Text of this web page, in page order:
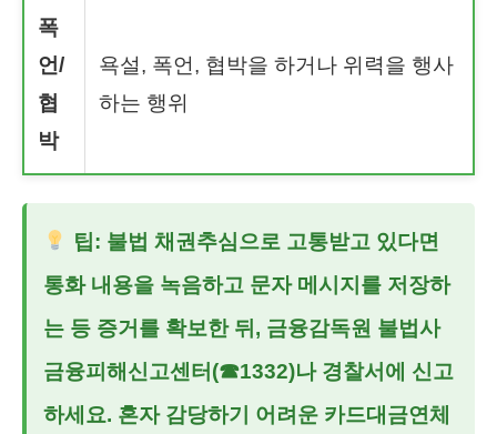
폭
언/
협
박
욕설, 폭언, 협박을 하거나 위력을 행사
하는 행위
팁: 불법 채권추심으로 고통받고 있다면
통화 내용을 녹음하고 문자 메시지를 저장하
는 등 증거를 확보한 뒤, 금융감독원 불법사
금융피해신고센터(☎1332)나 경찰서에 신고
하세요. 혼자 감당하기 어려운 카드대금연체